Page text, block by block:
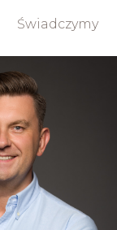
Świadczymy